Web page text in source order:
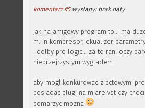
komentarz #5wysłany: brak daty
jak na amigowy program to... ma
m. in kompresor, ekualizer
i dolby pro logic... za to rani oczy
nieprzejrzystym wygladem.
aby mogl konkurowac z pctowymi
posiadac plugi na miare vst czy
pomarzyc mozna